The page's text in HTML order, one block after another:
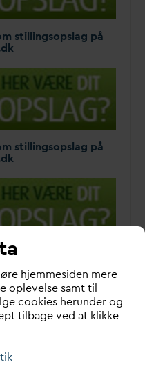
stillingsopslag på
stillingsopslag på
stillingsopslag på
hjemmesiden mere
oplevelse samt til
cookies herunder og
tilbage ved at klikke